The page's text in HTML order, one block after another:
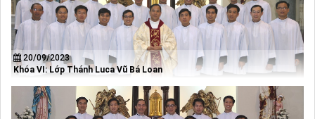
20/09/2023
Khóa VI: Lớp Thánh Luca Vũ Bá Loan